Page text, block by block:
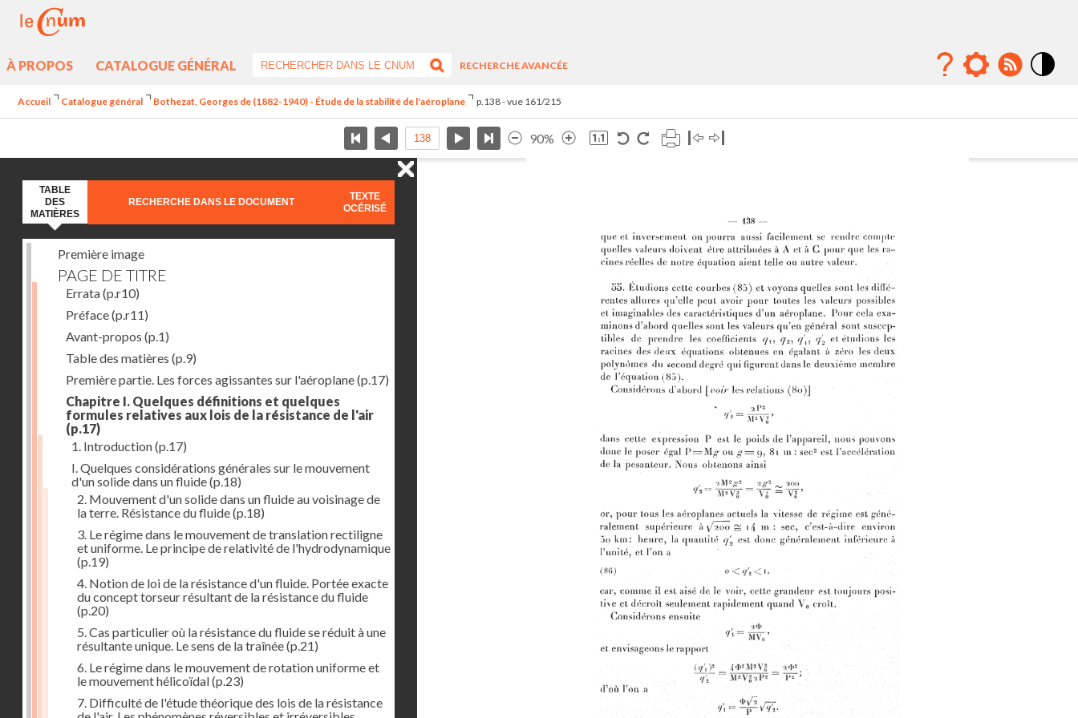
À PROPOS CATALOGUE GÉNÉRAL
RECHERCHE AVANCÉE
Accueil Catalogue général Bothezat, Georges de (1882-1940) - Étude de la stabilité de l'aéroplane p.138 - vue 161/215
90%
TABLE
DES
MATIÈRES
RECHERCHE DANS LE DOCUMENT
TEXTE
OCÉRISÉ
Première image
PAGE DE TITRE
Errata(p.r10)
Préface(p.r11)
Avant-propos (p.1)
Table des matières (p.9)
Première partie. Les forces agissantes sur l'aéroplane(p.17)
Chapitre I. Quelques définitions et quelques
formules relatives aux lois de la résistance de l'air
(p.17)
1. Introduction(p.17)
I. Quelques considérations générales sur le mouvement
d'un solide dans un fluide(p.18)
2. Mouvement d'un solide dans un fluide au voisinage de
la terre. Résistance du fluide(p.18)
3. Le régime dans le mouvement de translation rectiligne
et uniforme. Le principe de relativité de l'hydrodynamique
(p.19)
4. Notion de loi de la résistance d'un fluide. Portée exacte
du concept torseur résultant de la résistance du fluide
(p.20)
5. Cas particulier où la résistance du fluide se réduit à une
résultante unique. Le sens de la traînée(p.21)
6. Le régime dans le mouvement de rotation uniforme et
le mouvement hélicoïdal(p.23)
7. Difficulté de l'étude théorique des lois de la résistance